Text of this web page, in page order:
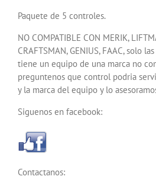
Paquete de 5 controles.
NO COMPATIBLE CON MERIK,
CRAFTSMAN, GENIUS, FAAC, solo
tiene un equipo de una marca no
preguntenos que control podria
y la marca del equipo y lo
Siguenos en facebook:
Contactanos: